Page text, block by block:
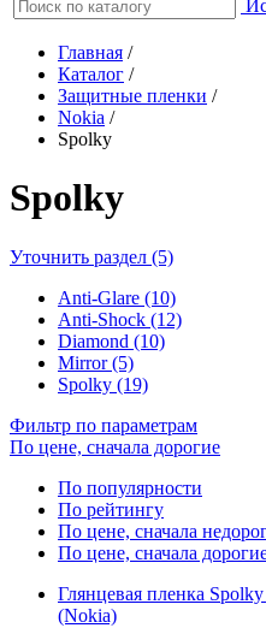
Главная /
Каталог /
Защитные пленки /
Nokia /
Spolky
Spolky
Уточнить раздел (5)
Anti-Glare (10)
Anti-Shock (12)
Diamond (10)
Mirror (5)
Spolky (19)
Фильтр по параметрам
По цене, сначала дорогие
По популярности
По рейтингу
По цене, сначала
По цене, сначала
Глянцевая пленка
(Nokia)